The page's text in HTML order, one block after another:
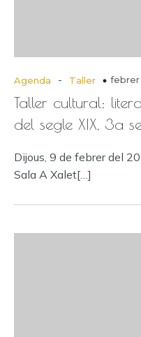
Agenda - Taller febrer
Taller cultural:
del segle XIX, 3a
Dijous, 9 de febrer del
Sala A Xalet[…]